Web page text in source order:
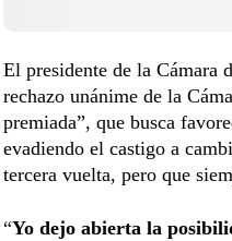
El presidente de la Cámara
rechazo unánime de la
premiada”, que busca
evadiendo el castigo a
tercera vuelta, pero que
“Yo dejo abierta la